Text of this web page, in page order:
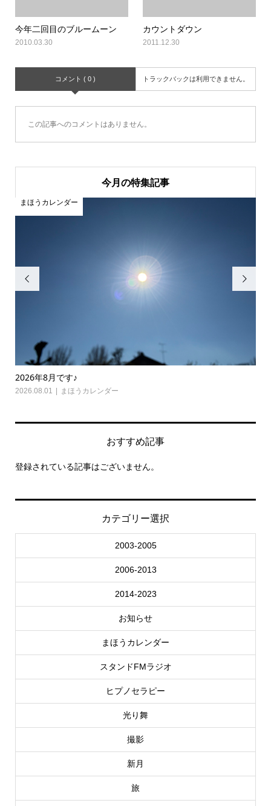
今年二回目のブルームーン
2010.03.30
カウントダウン
2011.12.30
コメント ( 0 ) トラックバックは利用できません。
この記事へのコメントはありません。
今月の特集記事

2026年8月です♪
2026.08.01 まほうカレンダー
まほうカレンダー

おすすめ記事
登録されている記事はございません。
カテゴリー選択
2003-2005
2006-2013
2014-2023
お知らせ
まほうカレンダー
スタンドFMラジオ
ヒプノセラピー
光り舞
撮影
新月
旅